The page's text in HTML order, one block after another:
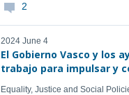
2
2024 June 4
El Gobierno Vasco y los
trabajo para impulsar y
Equality, Justice and Social